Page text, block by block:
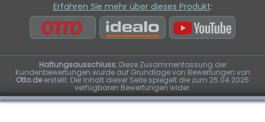
Erfahren Sie mehr über dieses Produkt:
Haftungsausschluss:Diese Zusammenfassung der
Kundenbewertungen wurde auf Grundlage von Bewertungen von
Otto.deerstellt. Der Inhalt dieser Seite spiegelt die zum 25.04.2025
verfügbaren Bewertungen wider.